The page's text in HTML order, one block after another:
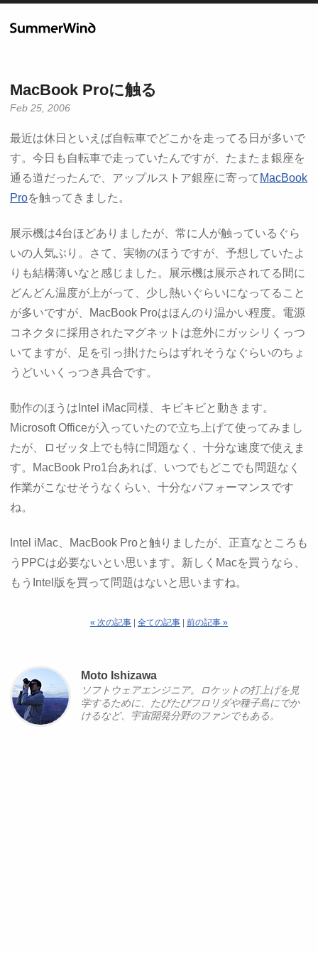
MacBook Proに触る
Feb 25, 2006
最近は休日といえば自転車でどこかを走ってる日が多いで
す。今日も自転車で走っていたんですが、たまたま銀座を
通る道だったんで、アップルストア銀座に寄って MacBook
Proを触ってきました。
展示機は4台ほどありましたが、常に人が触っているぐら
いの人気ぶり。さて、実物のほうですが、予想していたよ
りも結構薄いなと感じました。展示機は展示されてる間に
どんどん温度が上がって、少し熱いぐらいになってること
が多いですが、MacBook Proはほんのり温かい程度。電源
コネクタに採用されたマグネットは意外にガッシリくっつ
いてますが、足を引っ掛けたらはずれそうなぐらいのちょ
うどいいくっつき具合です。
動作のほうはIntel iMac同様、キビキビと動きます。
Microsoft Officeが入っていたので立ち上げて使ってみまし
たが、ロゼッタ上でも特に問題なく、十分な速度で使えま
す。MacBook Pro1台あれば、いつでもどこでも問題なく
作業がこなせそうなくらい、十分なパフォーマンスです
ね。
Intel iMac、MacBook Proと触りましたが、正直なところも
うPPCは必要ないとい思います。新しくMacを買うなら、
もうIntel版を買って問題はないと思いますね。
« 次の記事 全ての記事 前の記事 »
Moto Ishizawa
ソフトウェアエンジニア。ロケットの打上げを見
学するために、たびたびフロリダや種子島にでか
けるなど、宇宙開発分野のファンでもある。